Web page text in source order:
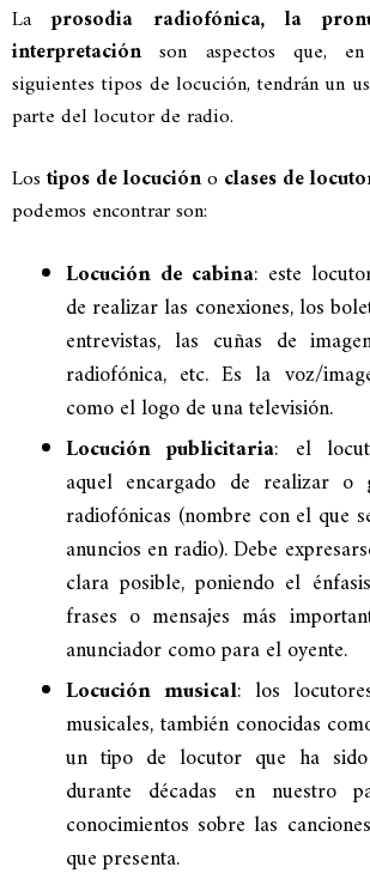
Laprosodia radiofónica, la
interpretaciónson aspectos que,
siguientes tipos de locución, tendrán un
parte del locutor de radio.
Los tipos de locucióno clases de
podemos encontrar son:
Locución de cabina: este
de realizar las conexiones, los
entrevistas, las cuñas de
radiofónica, etc. Es la voz/
como el logo de una televisión.
Locución publicitaria: el
aquel encargado de realizar o
radiofónicas (nombre con el que
anuncios en radio). Debe
clara posible, poniendo el
frases o mensajes más
anunciador como para el oyente.
Locución musical: los
musicales, también conocidas
un tipo de locutor que ha
durante décadas en nuestro
conocimientos sobre las
que presenta.